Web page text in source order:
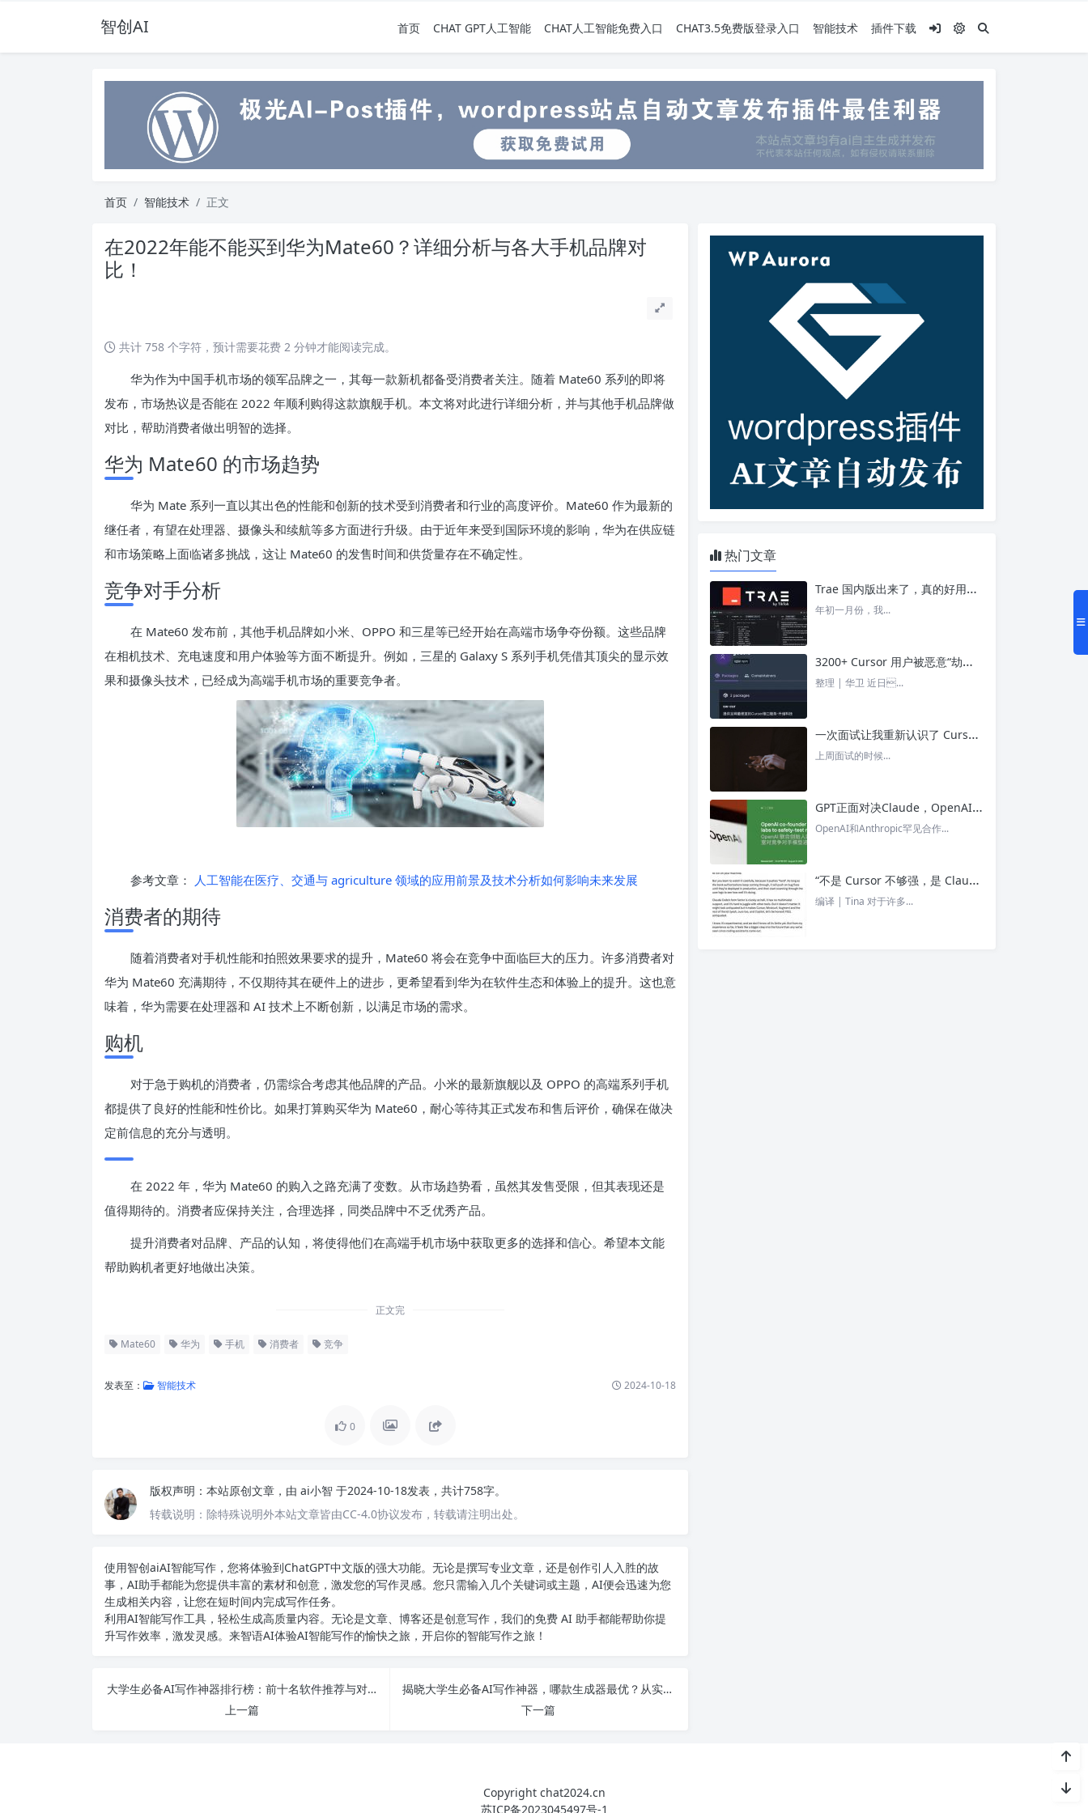
智创AI 首页 CHAT GPT人工智能 CHAT人工智能免费入口 CHAT3.5免费版登录入口 智能技术 插件下载
首页 智能技术 正文
在2022年能不能买到华为Mate60？详细分析与各大手机品牌对
比！
共计 758 个字符，预计需要花费 2 分钟才能阅读完成。
华为作为中国手机市场的领军品牌之一，其每一款新机都备受消费者关注。随着 Mate60 系列的即将
发布，市场热议是否能在 2022 年顺利购得这款旗舰手机。本文将对此进行详细分析，并与其他手机品牌做
对比，帮助消费者做出明智的选择。
华为 Mate60 的市场趋势
华为 Mate 系列一直以其出色的性能和创新的技术受到消费者和行业的高度评价。Mate60 作为最新的
继任者，有望在处理器、摄像头和续航等多方面进行升级。由于近年来受到国际环境的影响，华为在供应链
和市场策略上面临诸多挑战，这让 Mate60 的发售时间和供货量存在不确定性。
竞争对手分析
在 Mate60 发布前，其他手机品牌如小米、OPPO 和三星等已经开始在高端市场争夺份额。这些品牌
在相机技术、充电速度和用户体验等方面不断提升。例如，三星的 Galaxy S 系列手机凭借其顶尖的显示效
果和摄像头技术，已经成为高端手机市场的重要竞争者。
参考文章： 人工智能在医疗、交通与 agriculture 领域的应用前景及技术分析如何影响未来发展
消费者的期待
随着消费者对手机性能和拍照效果要求的提升，Mate60 将会在竞争中面临巨大的压力。许多消费者对
华为 Mate60 充满期待，不仅期待其在硬件上的进步，更希望看到华为在软件生态和体验上的提升。这也意
味着，华为需要在处理器和 AI 技术上不断创新，以满足市场的需求。
购机
对于急于购机的消费者，仍需综合考虑其他品牌的产品。小米的最新旗舰以及 OPPO 的高端系列手机
都提供了良好的性能和性价比。如果打算购买华为 Mate60，耐心等待其正式发布和售后评价，确保在做决
定前信息的充分与透明。
在 2022 年，华为 Mate60 的购入之路充满了变数。从市场趋势看，虽然其发售受限，但其表现还是
值得期待的。消费者应保持关注，合理选择，同类品牌中不乏优秀产品。
提升消费者对品牌、产品的认知，将使得他们在高端手机市场中获取更多的选择和信心。希望本文能
帮助购机者更好地做出决策。
正文完
Mate60 华为 手机 消费者 竞争
发表至： 智能技术 2024-10-18
0
版权声明： 本站原创文章，由 ai小智 于2024-10-18发表，共计758字。
转载说明： 除特殊说明外本站文章皆由CC-4.0协议发布，转载请注明出处。
使用智创aiAI智能写作 ，您将体验到ChatGPT中文版的强大功能。无论是撰写专业文章，还是创作引人入胜的故
事，AI助手都能为您提供丰富的素材和创意，激发您的写作灵感。您只需输入几个关键词或主题，AI便会迅速为您
生成相关内容，让您在短时间内完成写作任务。
利用AI智能写作工具，轻松生成高质量内容。无论是文章、博客还是创意写作，我们的免费 AI 助手都能帮助你提
升写作效率，激发灵感。来智语AI体验AI智能写作的愉快之旅，开启你的智能写作之旅！
大学生必备AI写作神器排行榜：前十名软件推荐与对比分析
上一篇
揭晓大学生必备AI写作神器，哪款生成器最优？从实用性到效果大对比！
下一篇
热门文章
Trae 国内版出来了，真的好用吗？ – 今日头条
年初一月份，我...
3200+ Cursor 用户被恶意“劫持”！贪图“便宜 API”却惨遭收割， AI 开发者们要小心了 – 今日头条
整理 | 华卫 近日...
一次面试让我重新认识了 Cursor – 今日头条
上周面试的时候...
GPT正面对决Claude，OpenAI竟没全赢，AI安全「极限大测」真相曝光 – 今日头条
OpenAI和Anthropic罕见合作...
“不是 Cursor 不够强，是 Claude Code 太猛了” ！创始人详解Claude Code如何改写编程方式 – 今日头条
编译 | Tina 对于许多...
Copyright chat2024.cn
苏ICP备2023045497号-1